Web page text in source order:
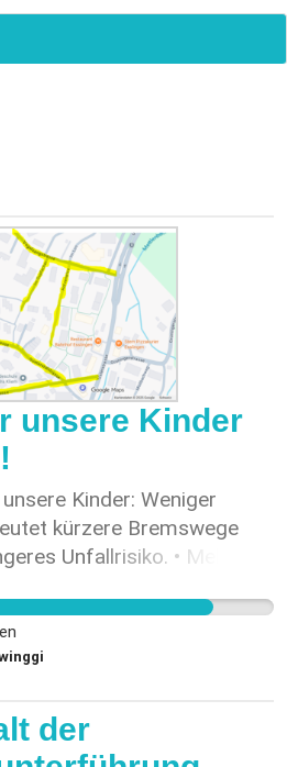
unsere Kinder
Kinder: Weniger
kürzere Bremswege
Unfallrisiko. • Mehr
Sichere und
an denen wir alle gerne
Eltern, Lehrpersonen
Umfeld für unsere
unsere Petition an den
der